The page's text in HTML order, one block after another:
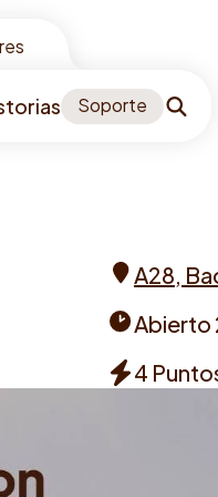
Soporte
A28,
times
Abierto
4